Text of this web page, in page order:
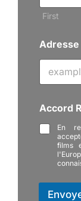
First
G
P
m
l
:
Adresse
Accord
En
films